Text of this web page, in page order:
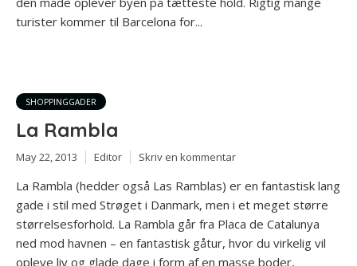
turister kommer til Barcelona for...
SHOPPINGGADER
La Rambla
May 22, 2013 Editor Skriv en kommentar
La Rambla (hedder også Las Ramblas) er en fantastisk lang
gade i stil med Strøget i Danmark, men i et meget større
størrelsesforhold. La Rambla går fra Placa de Catalunya
ned mod havnen – en fantastisk gåtur, hvor du virkelig vil
opleve liv og glade dage i form af en masse boder,